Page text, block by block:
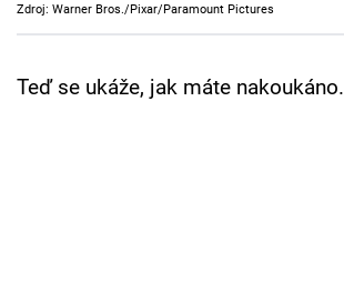
Přihlášení
Zdroj: Warner Bros./Pixar/Paramount Pictures
Teď se ukáže, jak máte nakoukáno.